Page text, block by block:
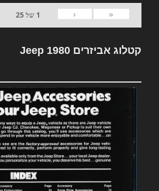
«
‹
1 של25
קטלוג אביזרים Jeep 1980